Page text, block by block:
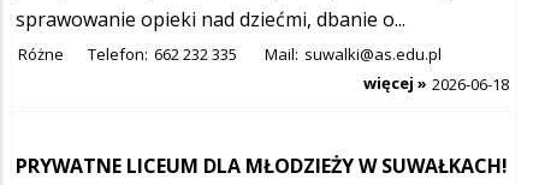
sprawowanie opieki nad dziećmi, dbanie o...
Różne Telefon: 662 232 335 Mail: suwalki@as.edu.pl
2026-06-18
więcej »
PRYWATNE LICEUM DLA MŁODZIEŻY W SUWAŁKACH!